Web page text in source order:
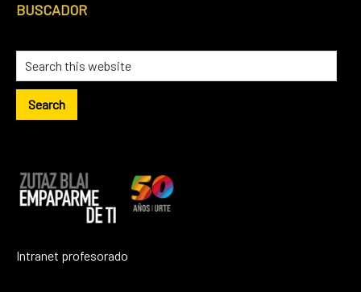
BUSCADOR
Search
this
website
Intranet profesorado